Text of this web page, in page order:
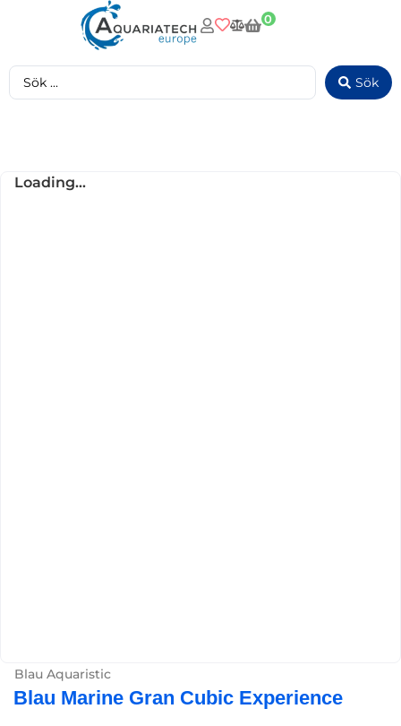
0
Sök
Loading...
Blau Aquaristic
Blau Marine Gran Cubic Experience